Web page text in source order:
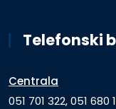
Telefonski
Centrala
051 701 322, 051 680